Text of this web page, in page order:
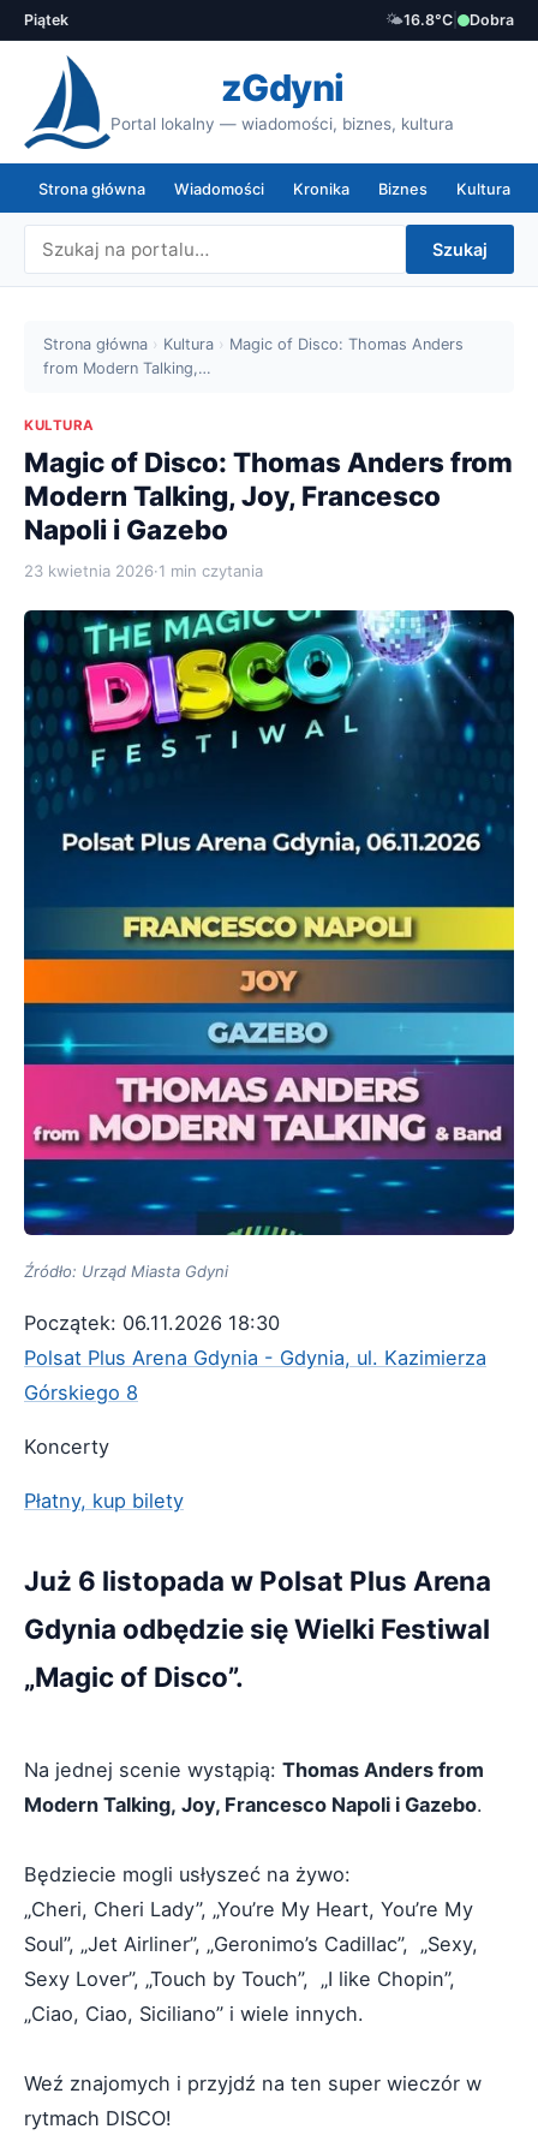
Piątek 🌤️16.8°C Dobra
zGdyni
Portal lokalny — wiadomości, biznes, kultura
Strona główna Wiadomości Kronika Biznes Kultura
Szukaj
Strona główna › Kultura › Magic of Disco: Thomas Anders
from Modern Talking,…
KULTURA
Magic of Disco: Thomas Anders from
Modern Talking, Joy, Francesco
Napoli i Gazebo
23 kwietnia 2026·1 min czytania
Źródło: Urząd Miasta Gdyni
Początek: 06.11.2026 18:30
Polsat Plus Arena Gdynia - Gdynia, ul. Kazimierza
Górskiego 8
Koncerty
Płatny, kup bilety
Już 6 listopada w Polsat Plus Arena
Gdynia odbędzie się Wielki Festiwal
„Magic of Disco”.
Na jednej scenie wystąpią: Thomas Anders from
Modern Talking, Joy, Francesco Napoli i Gazebo.
Będziecie mogli usłyszeć na żywo:
„Cheri, Cheri Lady”, „You’re My Heart, You’re My
Soul”, „Jet Airliner”, „Geronimo’s Cadillac”, „Sexy,
Sexy Lover”, „Touch by Touch”, „I like Chopin”,
„Ciao, Ciao, Siciliano” i wiele innych.
Weź znajomych i przyjdź na ten super wieczór w
rytmach DISCO!